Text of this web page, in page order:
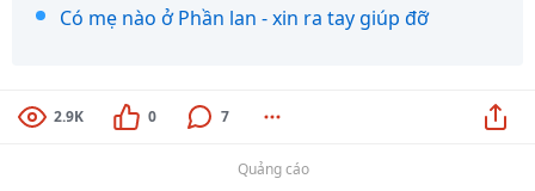
Có mẹ nào ở Phần lan - xin ra tay giúp đỡ
2.9K 0 7
Quảng cáo